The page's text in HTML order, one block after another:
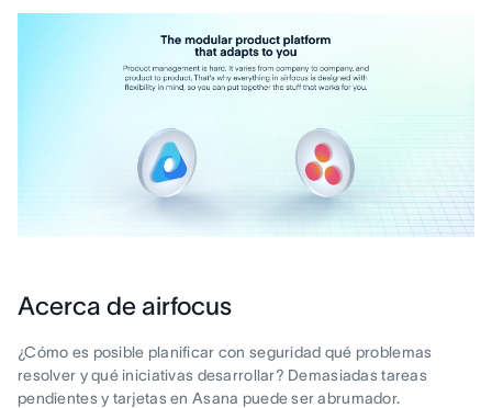
Acerca de airfocus
¿Cómo es posible planificar con seguridad qué problemas
resolver y qué iniciativas desarrollar? Demasiadas tareas
pendientes y tarjetas en Asana puede ser abrumador.